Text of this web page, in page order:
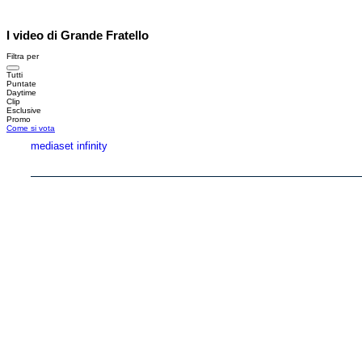
I video di Grande Fratello
Filtra per
Tutti
Puntate
Daytime
Clip
Esclusive
Promo
Come si vota
mediaset infinity